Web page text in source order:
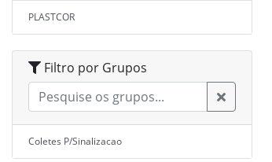
PLASTCOR
Filtro por Grupos
Coletes P/Sinalizacao